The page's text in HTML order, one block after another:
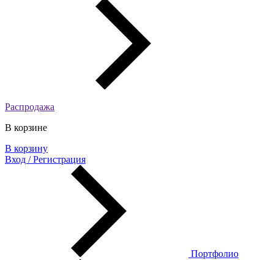
Распродажа
В корзине
В корзину
Вход / Регистрация
Портфолио